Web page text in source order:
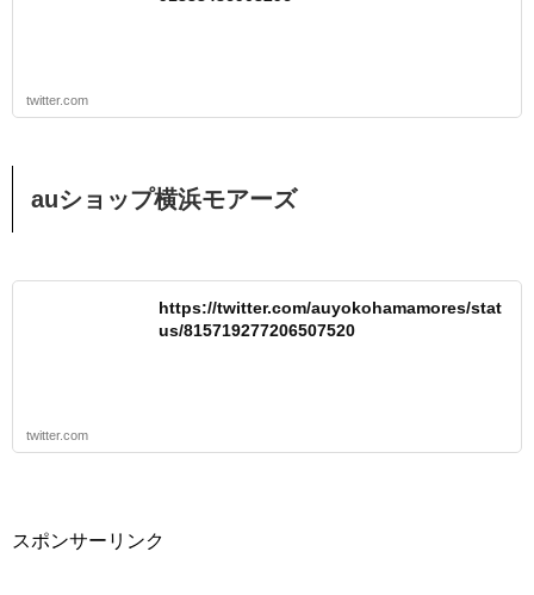
twitter.com
auショップ横浜モアーズ
https://twitter.com/auyokohamamores/stat
us/815719277206507520
twitter.com
スポンサーリンク